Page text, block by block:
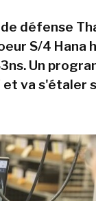
défense
S/4 Hana
Un
va s'étaler